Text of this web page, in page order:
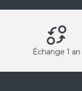
Échange 1 an